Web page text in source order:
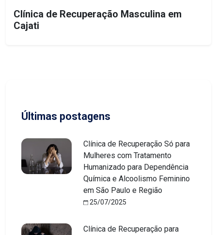
Clínica de Recuperação Masculina em
Cajati
Últimas postagens
Clínica de Recuperação Só para
Mulheres com Tratamento
Humanizado para Dependência
Química e Alcoolismo Feminino
em São Paulo e Região
25/07/2025
Clínica de Recuperação para